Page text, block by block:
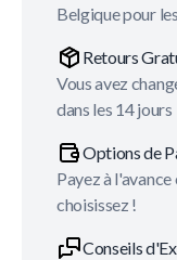
Belgique pour
Retours
Vous avez
dans les 14 jours
Options de
Payez à
choisissez !
Conseils